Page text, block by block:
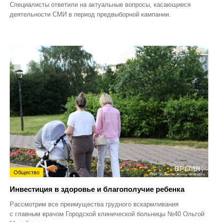
Специалисты ответили на актуальные вопросы, касающиеся
деятельности СМИ в период предвыборной кампании.
Общество
Инвестиция в здоровье и благополучие ребенка
Рассмотрим все преимущества грудного вскармливания
с главным врачом Городской клинической больницы №40 Ольгой